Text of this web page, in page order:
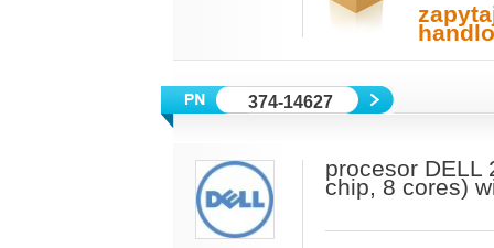
374-14627
procesor DELL
chip, 8 cores)